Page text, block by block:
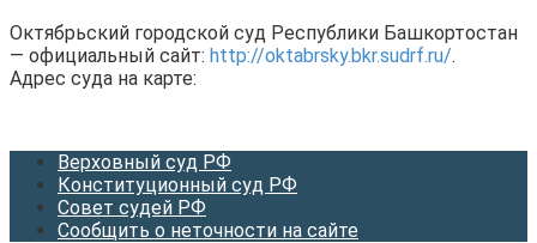
Октябрьский городской суд Республики Башкортостан
— официальный сайт: http://oktabrsky.bkr.sudrf.ru/.
Адрес суда на карте:
Верховный суд РФ
Конституционный суд РФ
Совет судей РФ
Сообщить о неточности на сайте